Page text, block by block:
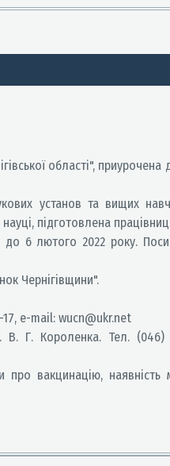
області",
установ та вищих
підготовлена
до 6 лютого 2022 року.
Чернігівщини".
17, e-mail: wucn@ukr.net
В. Г. Короленка. Тел.
вакцинацію, наявність